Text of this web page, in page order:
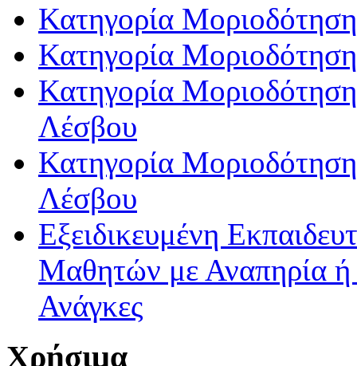
Κατηγορία
Κατηγορία
Κατηγορία
Λέσβου
Κατηγορία
Λέσβου
Εξειδικευμένη
Μαθητών με Αναπηρία ή /
Ανάγκες
Χρήσιμα